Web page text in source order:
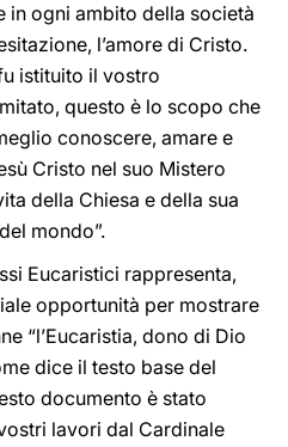
in ogni ambito della società
l’amore di Cristo.
istituito il vostro
questo è lo scopo che
conoscere, amare e
Cristo nel suo Mistero
della Chiesa e della sua
mondo”.
Eucaristici rappresenta,
opportunità per mostrare
“l’Eucaristia, dono di Dio
dice il testo base del
documento è stato
lavori dal Cardinale